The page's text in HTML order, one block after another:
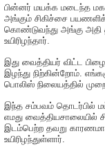
பின்னர் மயக்க மடைந்த
அங்கும் சிகிச்சை
கொண்டுவந்து அங்கு அதி
உயிரிழந்தார்.
இது வைத்தியர் விட்ட
இழந்து நிற்கின்றோம்.
பொலிஸ் நிலையத்தில்
இந்த சம்பவம் தொடர்பில்
எமது வைத்தியசாலையில்
இடம்பெற்ற தவறு
உயிரிழந்துள்ளார்.